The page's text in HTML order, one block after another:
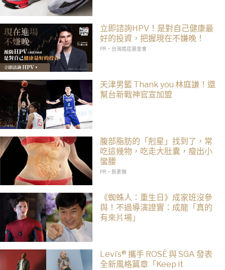
立即諮詢HPV！是對自己健康最
好的投資，把握現在不嫌晚！
PR・台灣癌症基金會
天津男籃 Thank you 林庭謙！還
幫台新戰神官宣加盟
腹部脂肪的「剋星」找到了，常
吃這幾物，吃走大肚囊，瘦出小
蠻腰
PR・新素簡
《蜘蛛人：重生日》成家班沒參
與！不過導演證實：成龍「真的
有來片場」
Levi’s® 攜手 ROSÉ 與 SGA 發表
全新風格篇章「Keep it